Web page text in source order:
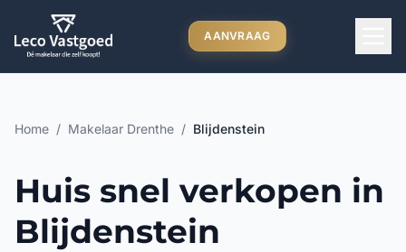
Ga direct naar inhoud
AANVRAAG
Home / Makelaar Drenthe / Blijdenstein
Huis snel verkopen in
Blijdenstein